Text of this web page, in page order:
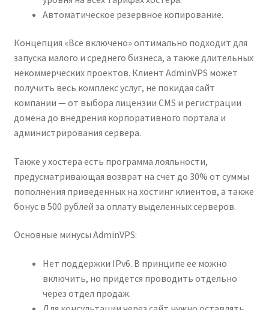
Автоматическое резервное копирование.
Концепция «Все включено» оптимально подходит для
запуска малого и среднего бизнеса, а также длительных
некоммерческих проектов. Клиент AdminVPS может
получить весь комплекс услуг, не покидая сайт
компании — от выбора лицензии CMS и регистрации
домена до внедрения корпоративного портала и
администрирования сервера.
Также у хостера есть программа лояльности,
предусматривающая возврат на счет до 30% от суммы
пополнения приведенных на хостинг клиентов, а также
бонус в 500 рублей за оплату выделенных серверов.
Основные минусы AdminVPS:
Нет поддержки IPv6. В принципе ее можно
включить, но придется проводить отдельно
через отдел продаж.